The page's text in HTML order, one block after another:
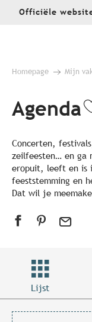
AllerOfficiële
Homepage Mijn
Agenda
Concerten,
zeilfeesten… en ga
eropuit, leeft en is
feeststemming en
Dat wil je
Lijst